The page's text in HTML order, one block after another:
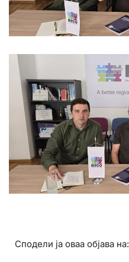
Сподели ја оваа објава на: